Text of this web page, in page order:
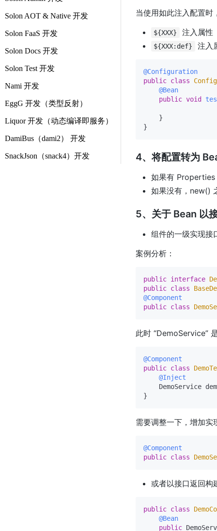
Solon AOT & Native 开发
Solon FaaS 开发
Solon Docs 开发
Solon Test 开发
Nami 开发
EggG 开发（类型反射）
Liquor 开发（动态编译即服务）
DamiBus（dami2） 开发
SnackJson（snack4）开发
当使用如此注入配置时
${XXX} 注入属性
${XXX:def} 注入
@Configuration
public class
Config
@Bean
public void
    }
4、将配置转为
如果有 Properties
如果没有，new()
5、关于 Bean 以
组件的一级实现接
案例分析：
public interface
public class
@Component
public class
此时 “DemoService”
@Component
public class
@Inject
DemoService
需要调整一下，增加实
@Component
public class
或者以接口返回构
public class
@Bean
public